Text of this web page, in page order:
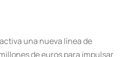
una nueva línea de
de euros para impulsar